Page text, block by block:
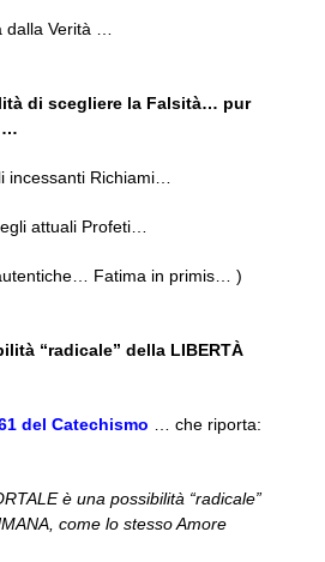
dalla Verità …
di scegliere la Falsità… pur
…
incessanti Richiami…
attuali Profeti…
Fatima in primis… )
“radicale” della LIBERTÀ
del Catechismo … che riporta:
è una possibilità “radicale”
come lo stesso Amore